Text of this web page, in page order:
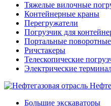
Тяжелые вилочные
Контейнерные краны
Перегружатели
Погрузчик для
Портальные
Ричстакеры
Телескопические
Электрические
Большие экскаваторы